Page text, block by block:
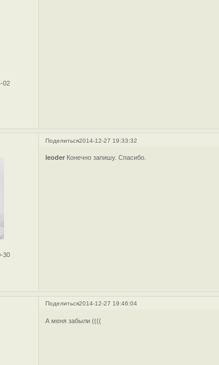
02
Поделиться2014-12-27 19:33:32
30
leoder Конечно запишу. Спасибо.
Поделиться2014-12-27 19:46:04
А меня забыли ((((